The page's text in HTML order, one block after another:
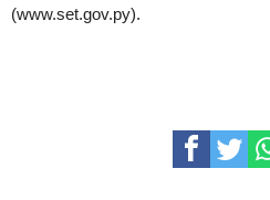
(www.set.gov.py).